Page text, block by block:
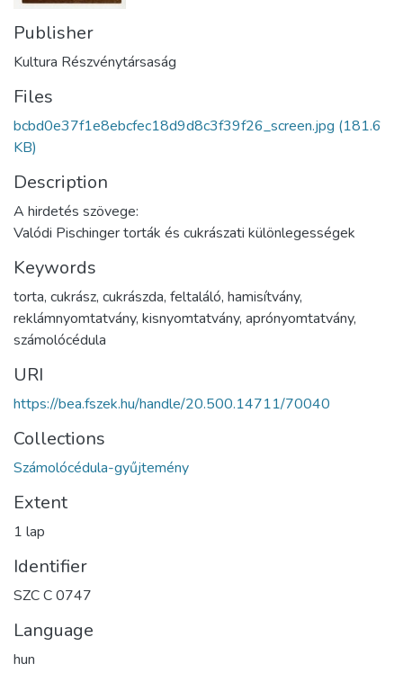
Publisher
Kultura Részvénytársaság
Files
bcbd0e37f1e8ebcfec18d9d8c3f39f26_screen.jpg (181.6
KB)
Description
A hirdetés szövege:
Valódi Pischinger torták és cukrászati különlegességek
Keywords
torta, cukrász, cukrászda, feltaláló, hamisítvány,
reklámnyomtatvány, kisnyomtatvány, aprónyomtatvány,
számolócédula
URI
https://bea.fszek.hu/handle/20.500.14711/70040
Collections
Számolócédula-gyűjtemény
Extent
1 lap
Identifier
SZC C 0747
Language
hun